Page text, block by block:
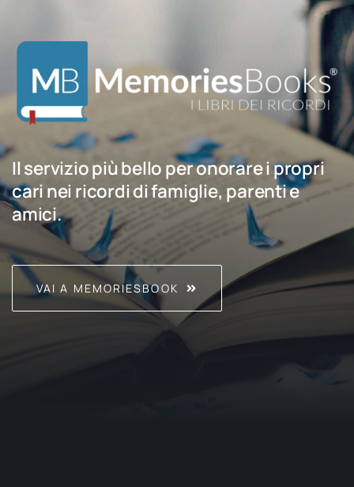
Il servizio più bello per onorare i propri
cari nei ricordi di famiglie, parenti e
amici.
VAI A MEMORIESBOOK